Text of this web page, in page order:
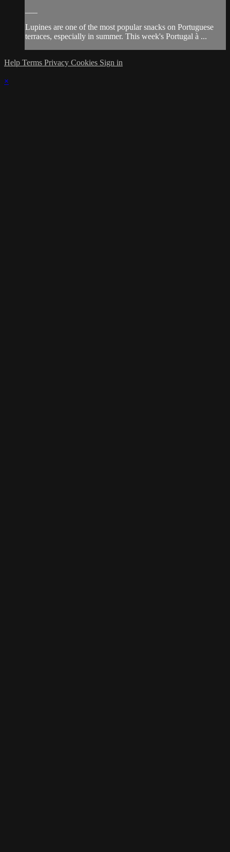
Lupines are one of the most popular snacks on Portuguese
terraces, especially in summer. This week's Portugal à ...
Help Terms Privacy Cookies Sign in
×